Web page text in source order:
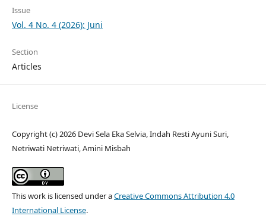
Issue
Vol. 4 No. 4 (2026): Juni
Section
Articles
License
Copyright (c) 2026 Devi Sela Eka Selvia, Indah Resti Ayuni Suri,
Netriwati Netriwati, Amini Misbah
This work is licensed under aCreative Commons Attribution 4.0
International License.